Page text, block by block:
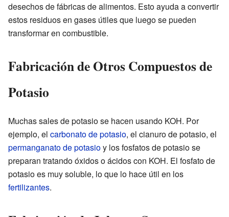
desechos de fábricas de alimentos. Esto ayuda a convertir
estos residuos en gases útiles que luego se pueden
transformar en combustible.
Fabricación de Otros Compuestos de
Potasio
Muchas sales de potasio se hacen usando KOH. Por
ejemplo, el carbonato de potasio, el cianuro de potasio, el
permanganato de potasioy los fosfatos de potasio se
preparan tratando óxidos o ácidos con KOH. El fosfato de
potasio es muy soluble, lo que lo hace útil en los
fertilizantes.